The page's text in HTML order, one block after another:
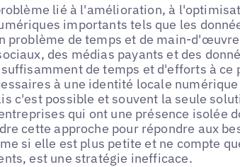
lié à l'amélioration, à
importants tels que les
problème de temps et de main-
des médias payants et des
de temps et d'efforts à ce
à une identité locale
c'est possible et souvent la seule
qui ont une présence isolée
cette approche pour répondre aux
si elle est plus petite et ne compte
est une stratégie inefficace.